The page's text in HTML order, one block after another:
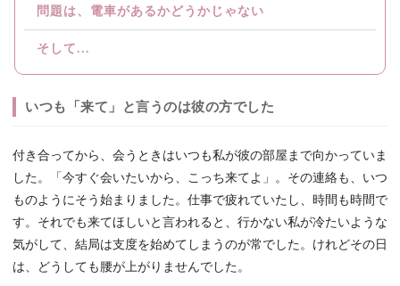
問題は、電車があるかどうかじゃない
そして...
いつも「来て」と言うのは彼の方でした
付き合ってから、会うときはいつも私が彼の部屋まで向かっていま
した。「今すぐ会いたいから、こっち来てよ」。その連絡も、いつ
ものようにそう始まりました。仕事で疲れていたし、時間も時間で
す。それでも来てほしいと言われると、行かない私が冷たいような
気がして、結局は支度を始めてしまうのが常でした。けれどその日
は、どうしても腰が上がりませんでした。